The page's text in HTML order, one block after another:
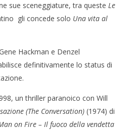
sue sceneggiature, tra queste Le
gli concede solo Una vita al
Hackman e Denzel
definitivamente lo status di
un thriller paranoico con Will
(The Conversation)(1974) di
on Fire – Il fuoco della vendetta